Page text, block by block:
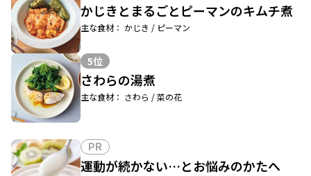
かじきとまるごとピーマンのキムチ煮
主な食材： かじき / ピーマン
5位
さわらの湯煮
主な食材： さわら / 菜の花
PR
運動が続かない…とお悩みのかたへ